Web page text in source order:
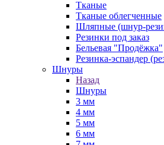
Тканые
Тканые облегченные
Шляпные (шнур-
Резинки под заказ
Бельевая "Продёжка"
Резинка-эспандер
Шнуры
Назад
Шнуры
3 мм
4 мм
5 мм
6 мм